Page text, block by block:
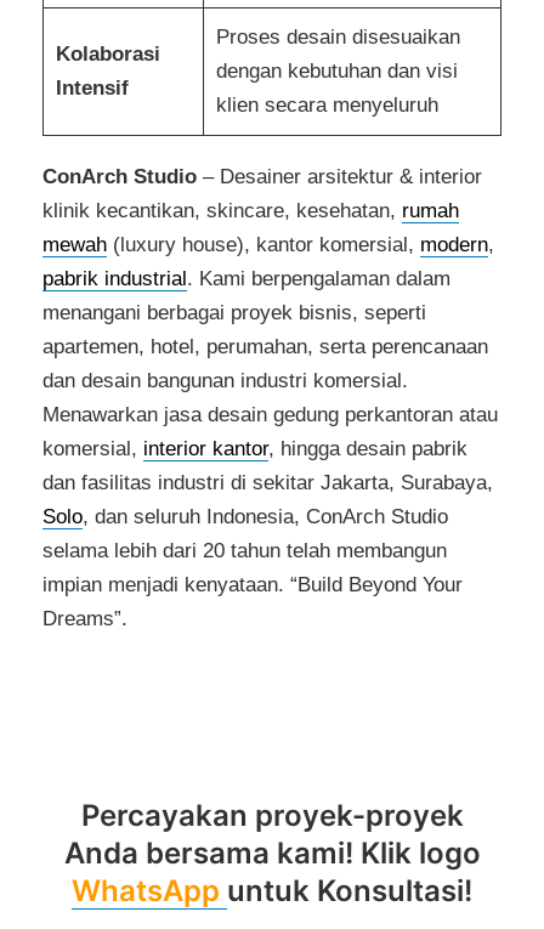
Kolaborasi
Intensif
Proses desain disesuaikan
dengan kebutuhan dan visi
klien secara menyeluruh
ConArch Studio – Desainer arsitektur & interior
klinik kecantikan, skincare, kesehatan, rumah
mewah (luxury house), kantor komersial, modern,
pabrik industrial. Kami berpengalaman dalam
menangani berbagai proyek bisnis, seperti
apartemen, hotel, perumahan, serta perencanaan
dan desain bangunan industri komersial.
Menawarkan jasa desain gedung perkantoran atau
komersial, interior kantor, hingga desain pabrik
dan fasilitas industri di sekitar Jakarta, Surabaya,
Solo, dan seluruh Indonesia, ConArch Studio
selama lebih dari 20 tahun telah membangun
impian menjadi kenyataan. “Build Beyond Your
Dreams”.
Percayakan proyek-proyek
Anda bersama kami! Klik logo
WhatsApp untuk Konsultasi!